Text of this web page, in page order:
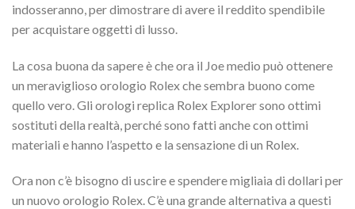
indosseranno, per dimostrare di avere il reddito spendibile
per acquistare oggetti di lusso.
La cosa buona da sapere è che ora il Joe medio può ottenere
un meraviglioso orologio Rolex che sembra buono come
quello vero. Gli orologi replica Rolex Explorer sono ottimi
sostituti della realtà, perché sono fatti anche con ottimi
materiali e hanno l’aspetto e la sensazione di un Rolex.
Ora non c’è bisogno di uscire e spendere migliaia di dollari per
un nuovo orologio Rolex. C’è una grande alternativa a questi